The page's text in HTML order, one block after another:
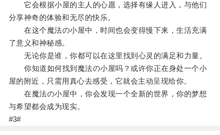
它会根据小屋的主人的心愿，选择有缘人进入，与他们
分享神奇的体验和无尽的快乐。
在这个魔法の小屋中，时间也会变得慢下来，生活充满
了意义和神秘感。
无论你是谁，你都可以在这里找到心灵的满足和力量。
你知道如何找到魔法の小屋吗？或许你正在身处一个小
屋的附近，只需用真心去感受，它就会主动呈现给你。
在魔法の小屋中，你会发现一个全新的世界，你的梦想
与希望都会成为现实。
#3#